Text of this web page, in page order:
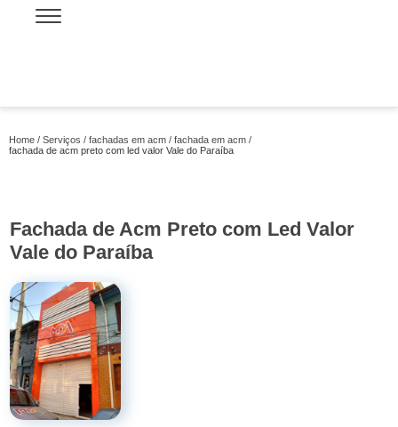
Home Serviços fachadas em acm
fachada em acm
fachada de acm preto com led valor Vale do Paraíba
Fachada de Acm Preto com Led Valor
Vale do Paraíba